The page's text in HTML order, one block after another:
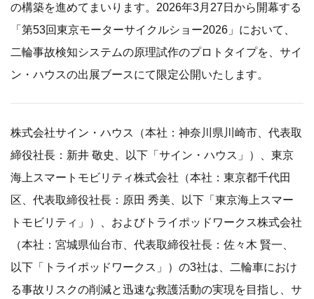
の構築を進めてまいります。2026年3月27日から開幕する
「第53回東京モーターサイクルショー2026」において、
二輪事故検知システムの原理試作のプロトタイプを、サイ
ン・ハウスの出展ブースにて限定公開いたします。
株式会社サイン・ハウス（本社：神奈川県川崎市、代表取
締役社長：新井 敬史、以下「サイン・ハウス」）、東京
海上スマートモビリティ株式会社（本社：東京都千代田
区、代表取締役社長：原田 秀美、以下「東京海上スマー
トモビリティ」）、およびトライポッドワークス株式会社
（本社：宮城県仙台市、代表取締役社長：佐々木 賢一、
以下「トライポッドワークス」）の3社は、二輪車におけ
る事故リスクの削減と迅速な救護活動の実現を目指し、サ